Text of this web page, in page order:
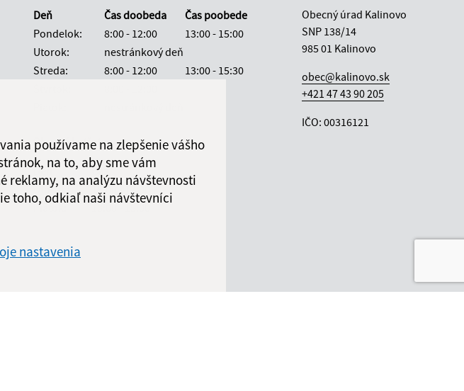
používame na zlepšenie vášho
na to, aby sme vám
reklamy, na analýzu návštevnosti
toho, odkiaľ naši návštevníci
nastavenia
Deň Čas doobeda
Čas poobede
Pondelok:
8:00 - 12:00
13:00 - 15:00
Utorok:
nestránkový deň
Streda:
8:00 - 12:00
13:00 - 15:30
Obecná knižnica
Deň
Čas
Utorok:
15:00 - 17:00
Piatok:
13:00 - 15:00
Obecný úrad Kalinovo
SNP 138/14
985 01 Kalinovo
obec@kalinovo.sk
+421 47 43 90 205
IČO: 00316121